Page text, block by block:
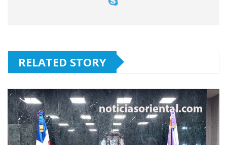
RELATED STORY